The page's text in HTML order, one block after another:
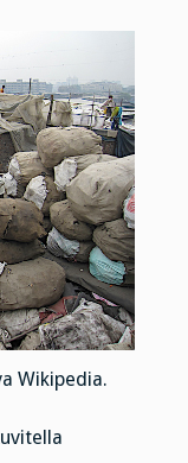
Wikipedia.